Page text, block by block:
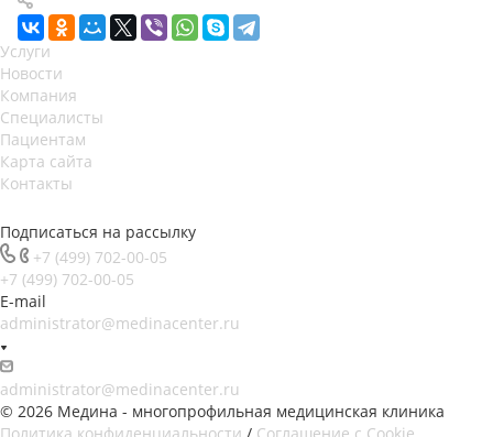
Услуги
Новости
Компания
Специалисты
Пациентам
Карта сайта
Контакты
Подписаться на рассылку
+7 (499) 702-00-05
+7 (499) 702-00-05
E-mail
administrator@medinacenter.ru
administrator@medinacenter.ru
© 2026 Медина - многопрофильная медицинская клиника